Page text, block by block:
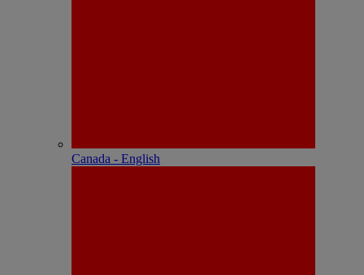
Canada - English